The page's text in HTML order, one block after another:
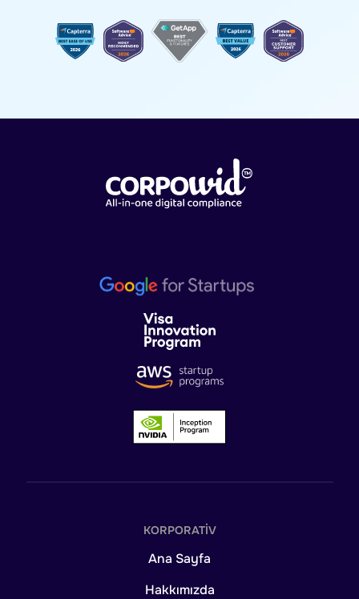
KORPORATIV
Ana Sayfa
Hakkımızda